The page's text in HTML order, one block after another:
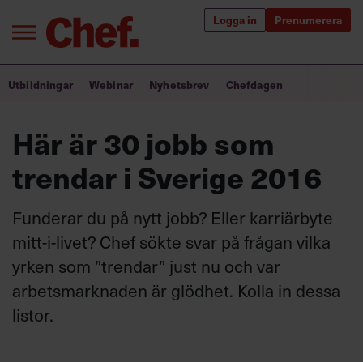
Logga in Prenumerera
Annonsera
Om oss
Bra ledare förändrar världen
Utbildning för ledare
Chefakademin+
Populära utbildningar
Utbildningar Webinar Nyhetsbrev Chefdagen
Här är 30 jobb som
trendar i Sverige 2016
Funderar du på nytt jobb? Eller karriärbyte
mitt-i-livet? Chef sökte svar på frågan vilka
yrken som ”trendar” just nu och var
arbetsmarknaden är glödhet. Kolla in dessa
listor.